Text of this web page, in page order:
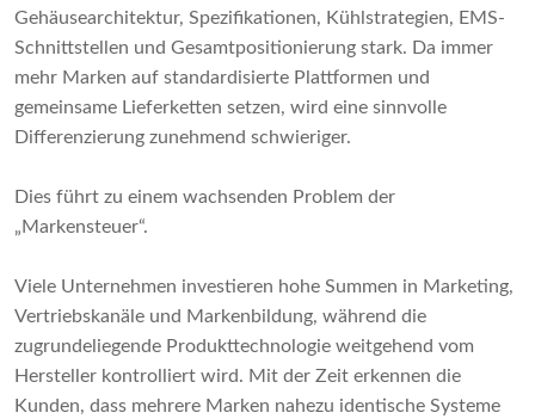
Gehäusearchitektur, Spezifikationen, Kühlstrategien, EMS-
Schnittstellen und Gesamtpositionierung stark. Da immer
mehr Marken auf standardisierte Plattformen und
gemeinsame Lieferketten setzen, wird eine sinnvolle
Differenzierung zunehmend schwieriger.
Dies führt zu einem wachsenden Problem der
„Markensteuer“.
Viele Unternehmen investieren hohe Summen in Marketing,
Vertriebskanäle und Markenbildung, während die
zugrundeliegende Produkttechnologie weitgehend vom
Hersteller kontrolliert wird. Mit der Zeit erkennen die
Kunden, dass mehrere Marken nahezu identische Systeme